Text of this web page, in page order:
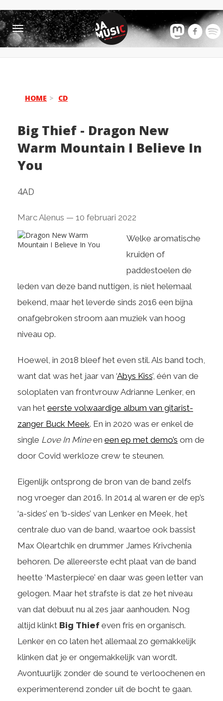
Toggle
navigation
HOME CD
Big Thief - Dragon New
Warm Mountain I Believe In
You
4AD
Marc Alenus — 10 februari 2022
Welke aromatische
kruiden of
paddestoelen de
leden van deze band nuttigen, is niet helemaal
bekend, maar het leverde sinds 2016 een bijna
onafgebroken stroom aan muziek van hoog
niveau op.
Hoewel, in 2018 bleef het even stil. Als band toch,
want dat was het jaar van ‘Abys Kiss’, één van de
soloplaten van frontvrouw Adrianne Lenker, en
van het eerste volwaardige album van gitarist-
zanger Buck Meek. En in 2020 was er enkel de
single Love In Mineen een ep met demo’s om de
door Covid werkloze crew te steunen.
Eigenlijk ontsprong de bron van de band zelfs
nog vroeger dan 2016. In 2014 al waren er de ep’s
‘a-sides’ en ‘b-sides’ van Lenker en Meek, het
centrale duo van de band, waartoe ook bassist
Max Oleartchik en drummer James Krivchenia
behoren. De allereerste echt plaat van de band
heette ‘Masterpiece’ en daar was geen letter van
gelogen. Maar het strafste is dat ze het niveau
van dat debuut nu al zes jaar aanhouden. Nog
altijd klinkt Big Thief even fris en organisch.
Lenker en co laten het allemaal zo gemakkelijk
klinken dat je er ongemakkelijk van wordt.
Avontuurlijk zonder de sound te verloochenen en
experimenterend zonder uit de bocht te gaan.